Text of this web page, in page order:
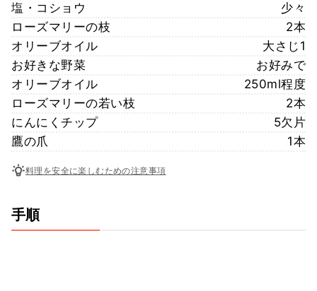
塩・コショウ
少々
ローズマリーの枝
2本
オリーブオイル
大さじ1
お好きな野菜
お好みで
オリーブオイル
250ml程度
ローズマリーの若い枝
2本
にんにくチップ
5欠片
鷹の爪
1本
料理を安全に楽しむための注意事項
手順